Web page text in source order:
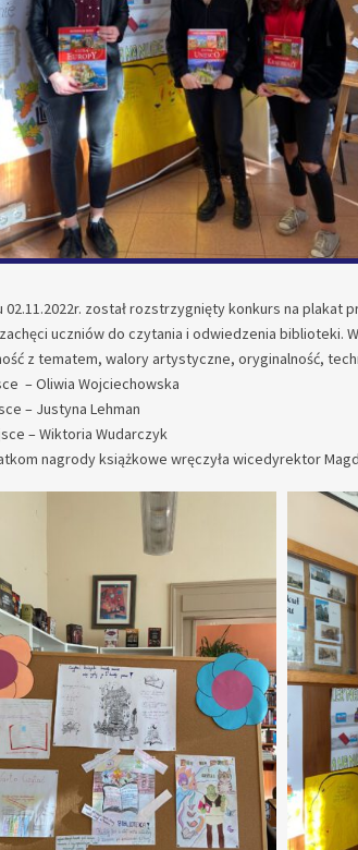
02.11.2022r. został rozstrzygnięty konkurs na
uczniów do czytania i odwiedzenia biblioteki.
z tematem, walory artystyczne, oryginalność,
– Oliwia Wojciechowska
– Justyna Lehman
– Wiktoria Wudarczyk
nagrody książkowe wręczyła wicedyrektor